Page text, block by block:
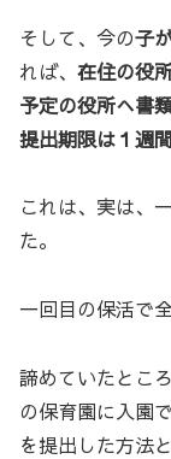
そして、今の子
れば、 在住の役
予定の役所へ書
提出期限は１週
これは、実は、
た。
一回目の保活で
諦めていたとこ
の保育園に入園
を提出した方法